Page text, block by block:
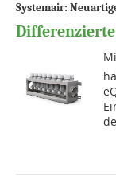
Systemair: